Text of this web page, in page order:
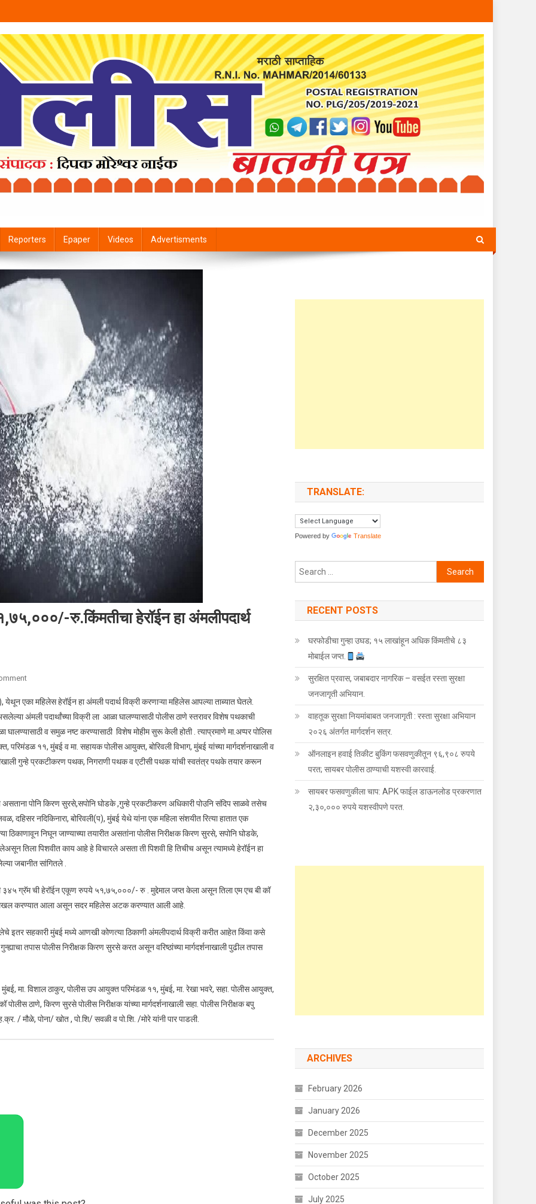
Reporters Epaper Videos Advertisments
रु.किंमतीचा हेरॉईन हा अंमलीपदार्थ
On एम एच बी कॉलनी पोलीसांकडून अंदाजे ५१,७५,०००/-रु.किंमतीचा हेरॉईन हा अंमलीपदार्थ विक्री करणाऱ्या महिलेस अटक.
येथून एका महिलेस हेरॉईन हा अंमली पदार्थ विक्री करणाऱ्या महिलेस आपल्या ताब्यात घेतले.
अंमली पदार्थांच्या विक्री ला आळा घालण्यासाठी पोलीस ठाणे स्तरावर विशेष पथकाची
व समुळ नष्ट करण्यासाठी विशेष मोहीम सुरू केली होती . त्याप्रमाणे मा.अप्पर पोलिस
११, मुंबई व मा. सहायक पोलीस आयुक्त, बोरिवली विभाग, मुंबई यांच्या मार्गदर्शनाखाली व
गुन्हे प्रकटीकरण पथक, निगराणी पथक व एटीसी पथक यांची स्वतंत्र पथके तयार करून
पोनि किरण सुरसे,सपोनि घोडके ,गुन्हे प्रकटीकरण अधिकारी पोउनि संदिप साळवे तसेच
दहिसर नदिकिनारा, बोरिवली(प), मुंबई येथे यांना एक महिला संशयीत रित्या हातात एक
निघून जाण्याच्या तयारीत असतांना पोलीस निरीक्षक किरण सुरसे, सपोनि घोडके,
तिला पिशवीत काय आहे हे विचारले असता ती पिशवी हि तिचीच असून त्यामध्ये हेरॉईन हा
जबानीत सांगितले .
ग्रॅम ची हेरॉईन एकूण रुपये ५१,७५,०००/- रु . मुद्देमाल जप्त केला असून तिला एम एच बी कॉ
दाखल करण्यात आला असून सदर महिलेस अटक करण्यात आली आहे.
इतर सहकारी मुंबई मध्ये आणखी कोणत्या ठिकाणी अंमलीपदार्थ विक्री करीत आहेत किंवा कसे
तपास पोलीस निरीक्षक किरण सुरसे करत असून वरिष्ठांच्या मार्गदर्शनाखाली पुढील तपास
मुंबई, मा. विशाल ठाकुर, पोलीस उप आयुक्त परिमंडळ ११, मुंबई, मा. रेखा भवरे, सहा. पोलीस आयुक्त,
ठाणे, किरण सुरसे पोलीस निरीक्षक यांच्या मार्गदर्शनाखाली सहा. पोलीस निरीक्षक बपु
/ मौळे, पोना/ खोत , पो.शि/ सवळी व पो.शि. /मोरे यांनी पार पाडली.
TRANSLATE:
Powered by Translate
Search for:
RECENT POSTS
घरफोडीचा गुन्हा उघड; १५ लाखांहून अधिक किंमतीचे ८३
मोबाईल जप्त.
सुरक्षित प्रवास, जबाबदार नागरिक – वसईत रस्ता सुरक्षा
जनजागृती अभियान.
वाहतूक सुरक्षा नियमांबाबत जनजागृती : रस्ता सुरक्षा अभियान
२०२६ अंतर्गत मार्गदर्शन सत्र.
ऑनलाइन हवाई तिकीट बुकिंग फसवणुकीतून ९६,९०८ रुपये
परत; सायबर पोलीस ठाण्याची यशस्वी कारवाई.
सायबर फसवणुकीला चाप: APK फाईल डाऊनलोड प्रकरणात
२,३०,००० रुपये यशस्वीपणे परत.
ARCHIVES
February 2026
January 2026
December 2025
November 2025
October 2025
July 2025